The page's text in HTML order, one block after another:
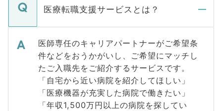
医療転職支援サービスとは？
医師専任のキャリアパートナーがご希望条
件などをおうかがいし、ご希望にマッチし
たご入職先をご紹介するサービスです。
「自宅から近い病院を紹介してほしい」
「医療機器が充実した病院で働きたい」
「年収1,500万円以上の病院を探してい